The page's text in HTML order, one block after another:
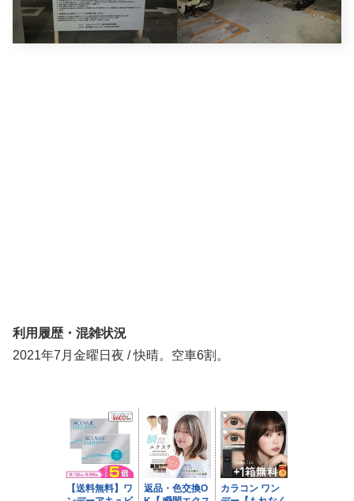
利用履歴・混雑状況
2021年7月金曜日夜 / 快晴。空車6割。